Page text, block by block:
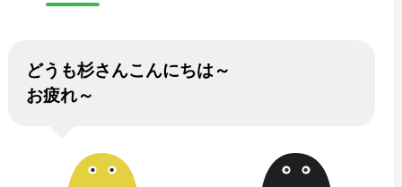
どうも杉さんこんにちは～
お疲れ～